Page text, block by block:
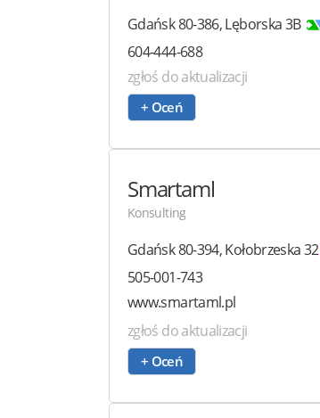
Gdańsk80-386,Lęborska 3B
604-444-688
zgłoś do aktualizacji
+ Oceń
Smartaml
Konsulting
Gdańsk80-394,Kołobrzeska 32
505-001-743
www.smartaml.pl
zgłoś do aktualizacji
+ Oceń